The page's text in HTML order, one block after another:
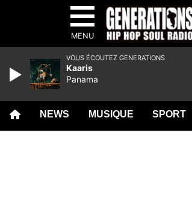
MENU
NEWS MUSIQUE SPORT
VOUS ÉCOUTEZ GENERATIONS
Kaaris
Panama